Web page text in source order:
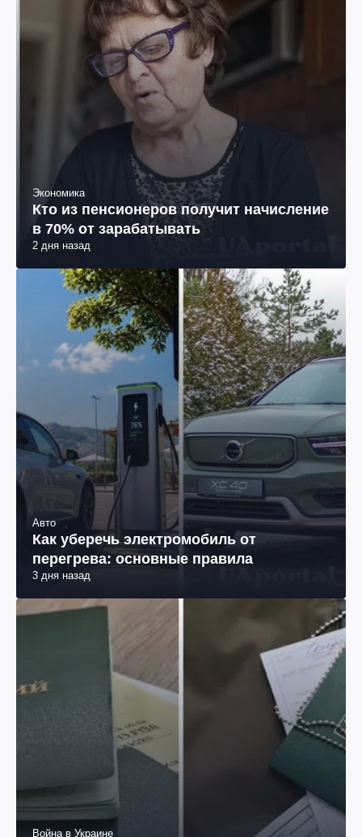
Экономика
Кто из пенсионеров получит начисление
в 70% от зарабатывать
2 дня назад
Авто
Как уберечь электромобиль от
перегрева: основные правила
3 дня назад
Война в Украине